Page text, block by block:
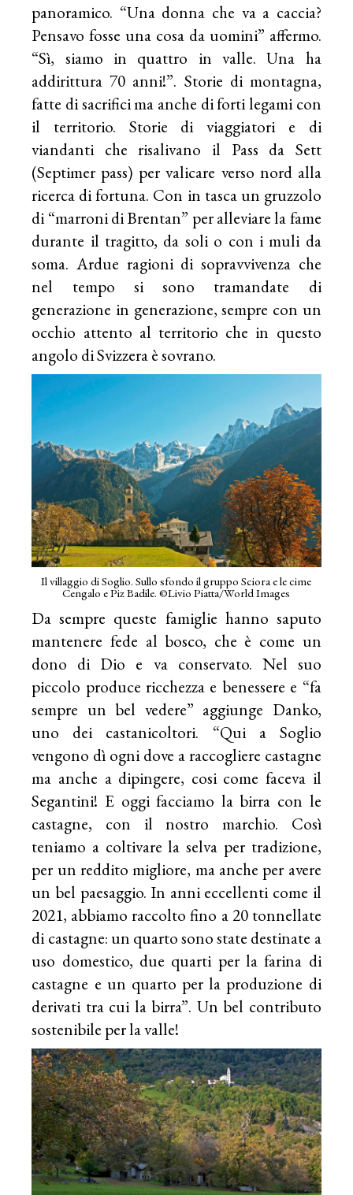
panoramico. “Una donna che va a caccia?
Pensavo fosse una cosa da uomini” affermo.
“Sì, siamo in quattro in valle. Una ha
addirittura 70 anni!”. Storie di montagna,
fatte di sacrifici ma anche di forti legami con
il territorio. Storie di viaggiatori e di
viandanti che risalivano il Pass da Sett
(Septimer pass) per valicare verso nord alla
ricerca di fortuna. Con in tasca un gruzzolo
di “marroni di Brentan” per alleviare la fame
durante il tragitto, da soli o con i muli da
soma. Ardue ragioni di sopravvivenza che
nel tempo si sono tramandate di
generazione in generazione, sempre con un
occhio attento al territorio che in questo
angolo di Svizzera è sovrano.
Il villaggio di Soglio. Sullo sfondo il gruppo Sciora e le cime
Cengalo e Piz Badile. ©Livio Piatta/World Images
Da sempre queste famiglie hanno saputo
mantenere fede al bosco, che è come un
dono di Dio e va conservato. Nel suo
piccolo produce ricchezza e benessere e “fa
sempre un bel vedere” aggiunge Danko,
uno dei castanicoltori. “Qui a Soglio
vengono dì ogni dove a raccogliere castagne
ma anche a dipingere, cosi come faceva il
Segantini! E oggi facciamo la birra con le
castagne, con il nostro marchio. Così
teniamo a coltivare la selva per tradizione,
per un reddito migliore, ma anche per avere
un bel paesaggio. In anni eccellenti come il
2021, abbiamo raccolto fino a 20 tonnellate
di castagne: un quarto sono state destinate a
uso domestico, due quarti per la farina di
castagne e un quarto per la produzione di
derivati tra cui la birra”. Un bel contributo
sostenibile per la valle!